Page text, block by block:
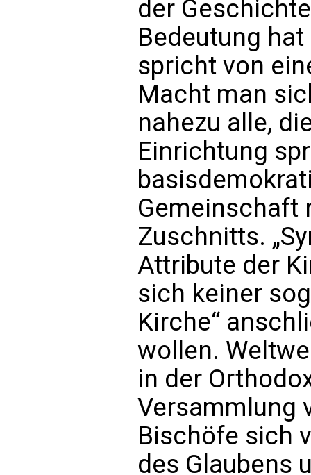
der
Bedeutung
spricht von
Macht man
nahezu alle,
Einrichtung
Gemeinschaft
Zuschnitts.
Attribute der
sich keiner
Kirche“
wollen.
in der
Versammlung
Bischöfe sich
des Glaubens